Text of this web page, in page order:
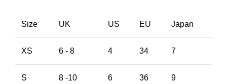
Size UK US EU Japan
XS 6 - 8 4 34 7
S 8 -10 6 36 9